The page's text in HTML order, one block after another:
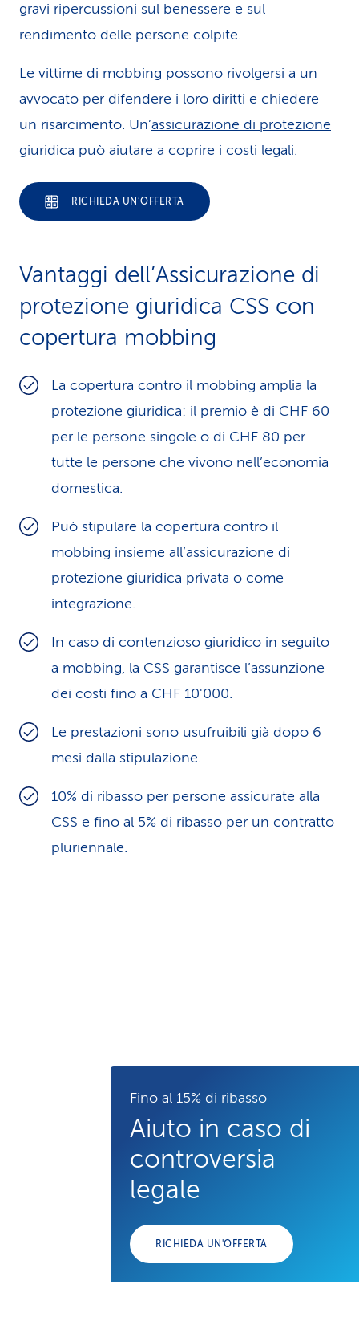
gravi ripercussioni sul benessere e sul
rendimento delle persone colpite.
Le vittime di mobbing possono rivolgersi a un
avvocato per difendere i loro diritti e chiedere
un risarcimento. Un’assicurazione di protezione
giuridica può aiutare a coprire i costi legali.
RICHIEDA UN’OFFERTA
Vantaggi dell’Assicura­zio­ne di
protezione giuridica CSS con
copertura mobbing
La copertura contro il mobbing amplia la
protezione giuridica: il premio è di CHF 60
per le persone singole o di CHF 80 per
tutte le persone che vivono nell’economia
domestica.
Può stipulare la copertura contro il
mobbing insieme all’assicurazione di
protezione giuridica privata o come
integrazione.
In caso di contenzioso giuridico in seguito
a mobbing, la CSS garantisce l’assunzione
dei costi fino a CHF 10'000.
Le prestazioni sono usufruibili già dopo 6
mesi dalla stipulazione.
10% di ribasso per persone assicurate alla
CSS e fino al 5% di ribasso per un contratto
pluriennale.
Fino al 15% di ribasso
Aiuto in caso di
controversia
legale
RICHIEDA UN'OFFERTA